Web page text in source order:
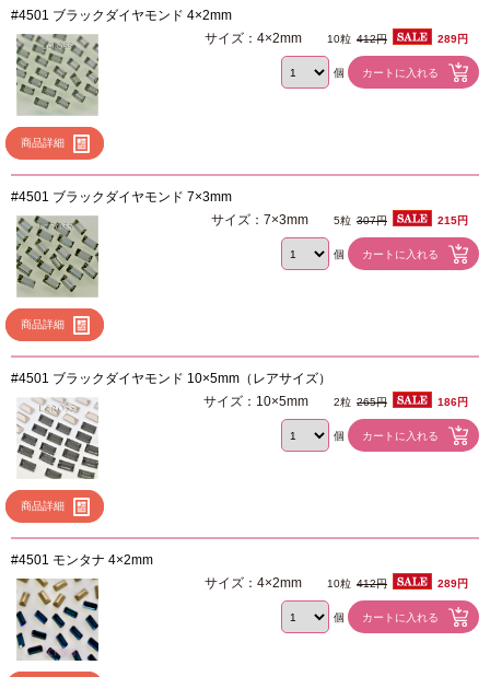
#4501 ブラックダイヤモンド 4×2mm
商品詳細
サイズ：4×2mm 10粒 412円 289円
個
#4501 ブラックダイヤモンド 7×3mm
商品詳細
サイズ：7×3mm 5粒 307円 215円
個
#4501 ブラックダイヤモンド 10×5mm（レアサイズ）
商品詳細
サイズ：10×5mm 2粒 265円 186円
個
#4501 モンタナ 4×2mm
サイズ：4×2mm 10粒 412円 289円
個